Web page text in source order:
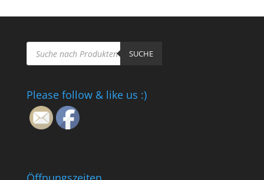
Products
search SUCHE
Please follow & like us :)